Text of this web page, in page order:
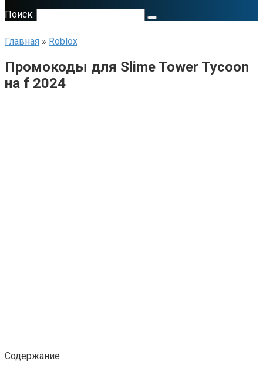
Поиск:
Главная » Roblox
Промокоды для Slime Tower Tycoon
на f 2024
Содержание